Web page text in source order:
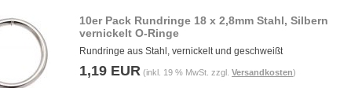
10er Pack Rundringe 18 x 2,8mm Stahl, Silbern
vernickelt O-Ringe
Rundringe aus Stahl, vernickelt und geschweißt
1,19 EUR (inkl. 19 % MwSt. zzgl. Versandkosten)